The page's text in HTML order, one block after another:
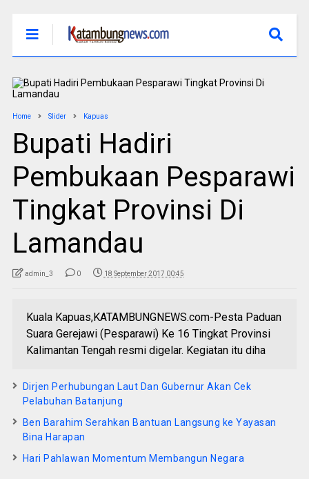
Home Slider Kapuas
Bupati Hadiri
Pembukaan Pesparawi
Tingkat Provinsi Di
Lamandau
admin_3 0 18 September 2017 00:45
Kuala Kapuas,KATAMBUNGNEWS.com-Pesta Paduan
Suara Gerejawi (Pesparawi) Ke 16 Tingkat Provinsi
Kalimantan Tengah resmi digelar. Kegiatan itu diha
Dirjen Perhubungan Laut Dan Gubernur Akan Cek
Pelabuhan Batanjung
Ben Barahim Serahkan Bantuan Langsung ke Yayasan
Bina Harapan
Hari Pahlawan Momentum Membangun Negara